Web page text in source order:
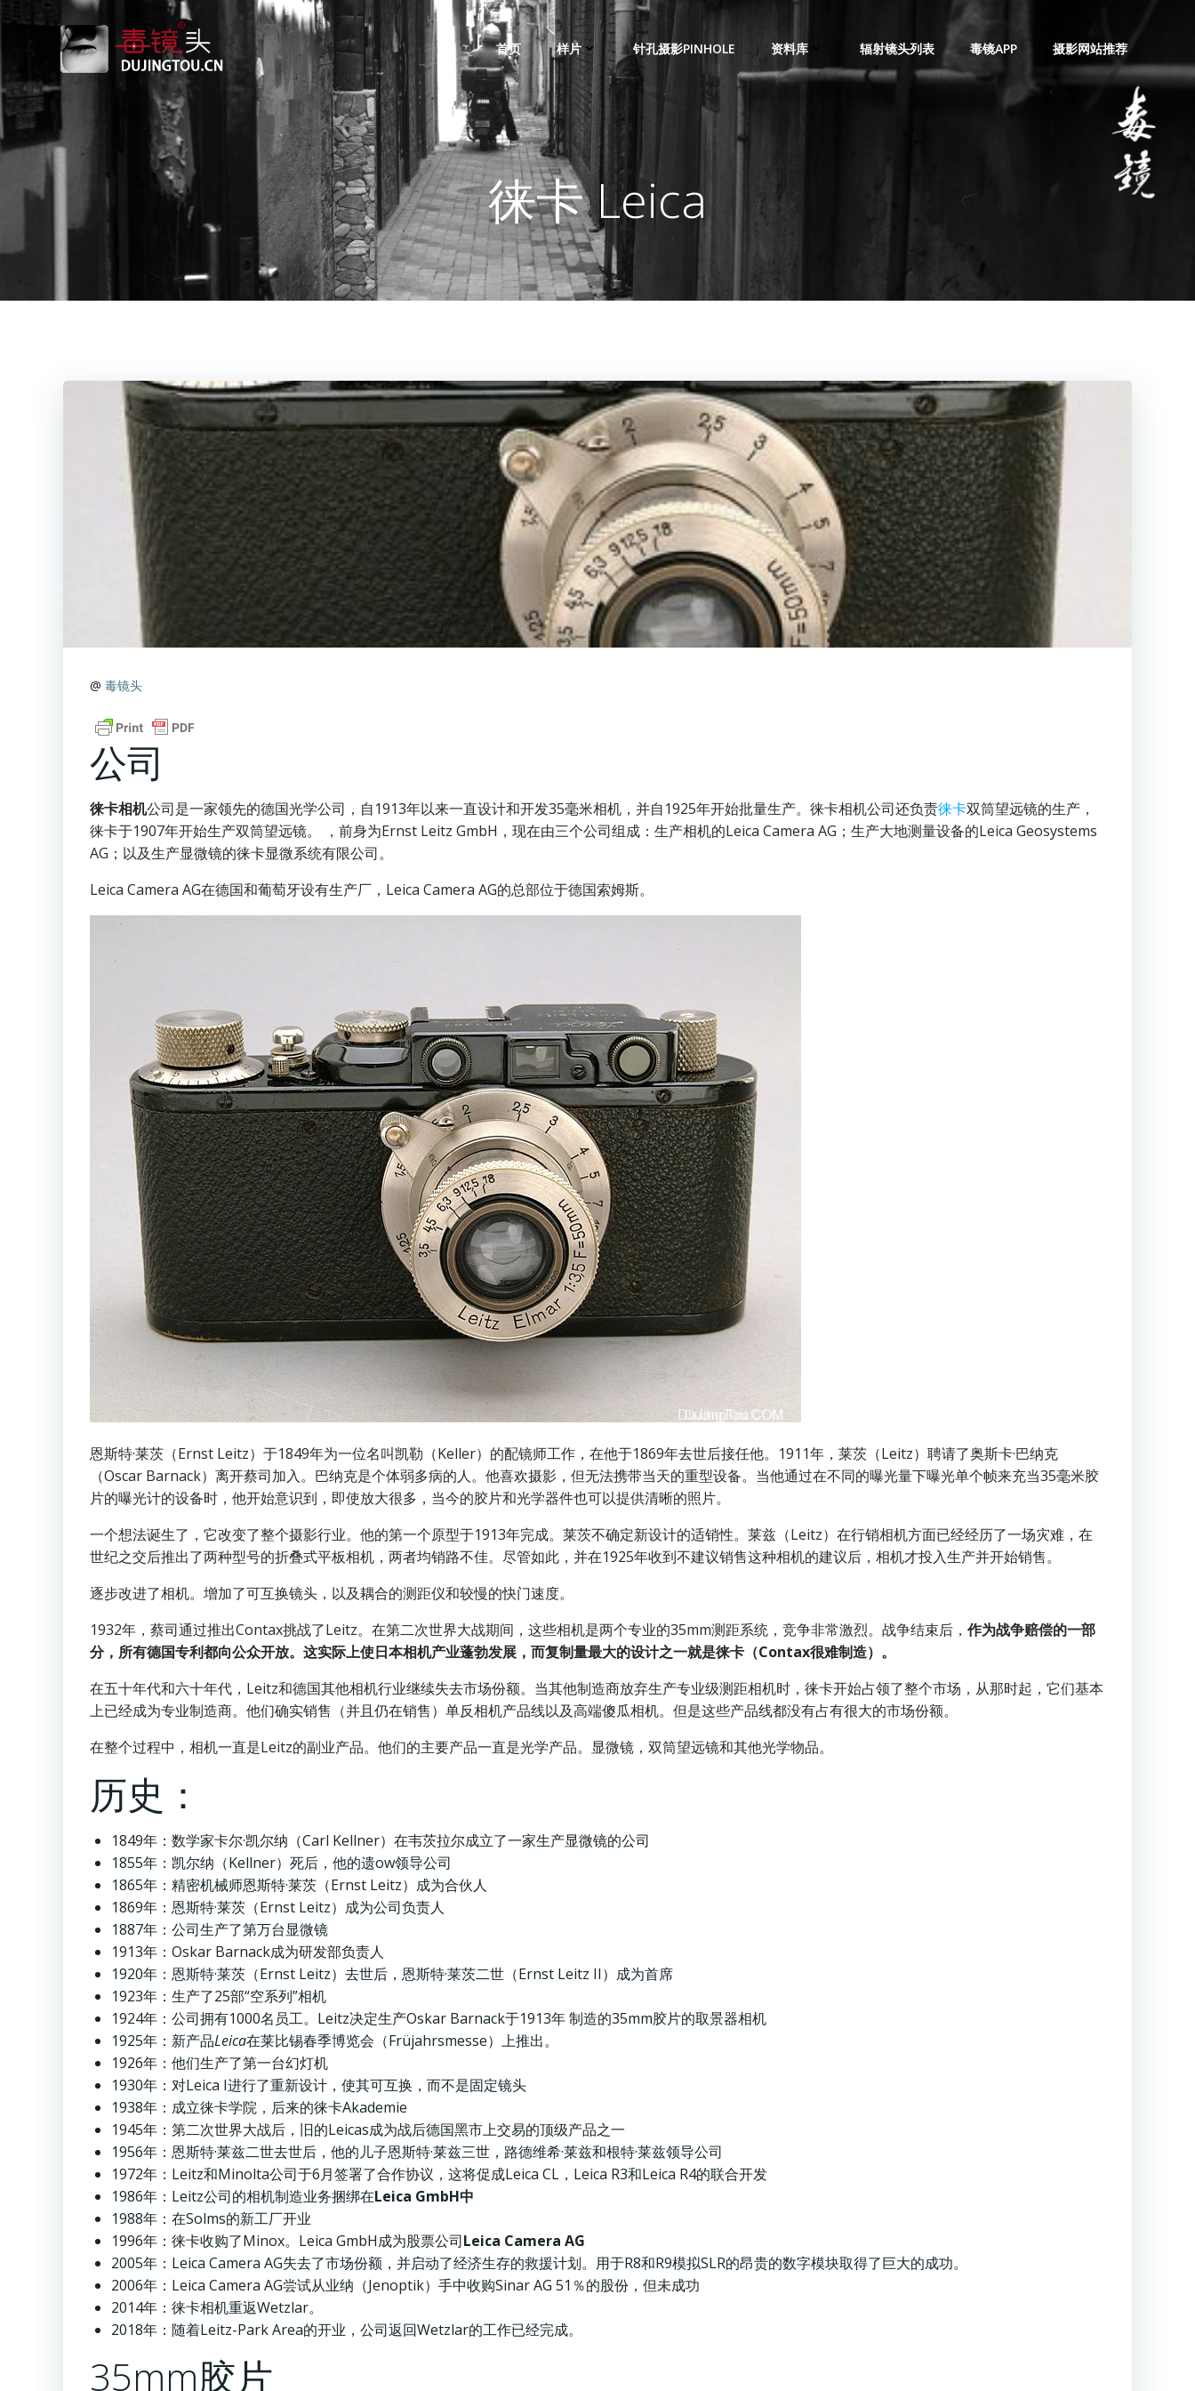
内
容
首页 样片 针孔摄影PINHOLE 资料库 辐射镜头列表 毒镜APP 摄影网站推荐
徕卡 Leica
@ 毒镜头
公司
徕卡相机公司是一家领先的德国光学公司，自1913年以来一直设计和开发35毫米相机，并自1925年开始批量生产。徕卡相机公司还负责徕卡双筒望远镜的生产，
徕卡于1907年开始生产双筒望远镜。 ，前身为Ernst Leitz GmbH，现在由三个公司组成：生产相机的Leica Camera AG；生产大地测量设备的Leica Geosystems
AG；以及生产显微镜的徕卡显微系统有限公司。
Leica Camera AG在德国和葡萄牙设有生产厂，Leica Camera AG的总部位于德国索姆斯。
恩斯特·莱茨（Ernst Leitz）于1849年为一位名叫凯勒（Keller）的配镜师工作，在他于1869年去世后接任他。1911年，莱茨（Leitz）聘请了奥斯卡·巴纳克
（Oscar Barnack）离开蔡司加入。巴纳克是个体弱多病的人。他喜欢摄影，但无法携带当天的重型设备。当他通过在不同的曝光量下曝光单个帧来充当35毫米胶
片的曝光计的设备时，他开始意识到，即使放大很多，当今的胶片和光学器件也可以提供清晰的照片。
一个想法诞生了，它改变了整个摄影行业。他的第一个原型于1913年完成。莱茨不确定新设计的适销性。莱兹（Leitz）在行销相机方面已经经历了一场灾难，在
世纪之交后推出了两种型号的折叠式平板相机，两者均销路不佳。尽管如此，并在1925年收到不建议销售这种相机的建议后，相机才投入生产并开始销售。
逐步改进了相机。增加了可互换镜头，以及耦合的测距仪和较慢的快门速度。
1932年，蔡司通过推出Contax挑战了Leitz。在第二次世界大战期间，这些相机是两个专业的35mm测距系统，竞争非常激烈。战争结束后， 作为战争赔偿的一部
分，所有德国专利都向公众开放。这实际上使日本相机产业蓬勃发展，而复制量最大的设计之一就是徕卡（Contax很难制造）。
在五十年代和六十年代，Leitz和德国其他相机行业继续失去市场份额。当其他制造商放弃生产专业级测距相机时，徕卡开始占领了整个市场，从那时起，它们基本
上已经成为专业制造商。他们确实销售（并且仍在销售）单反相机产品线以及高端傻瓜相机。但是这些产品线都没有占有很大的市场份额。
在整个过程中，相机一直是Leitz的副业产品。他们的主要产品一直是光学产品。显微镜，双筒望远镜和其他光学物品。
历史：
1849年：数学家卡尔·凯尔纳（Carl Kellner）在韦茨拉尔成立了一家生产显微镜的公司
1855年：凯尔纳（Kellner）死后，他的遗ow领导公司
1865年：精密机械师恩斯特·莱茨（Ernst Leitz）成为合伙人
1869年：恩斯特·莱茨（Ernst Leitz）成为公司负责人
1887年：公司生产了第万台显微镜
1913年：Oskar Barnack成为研发部负责人
1920年：恩斯特·莱茨（Ernst Leitz）去世后，恩斯特·莱茨二世（Ernst Leitz II）成为首席
1923年：生产了25部“空系列”相机
1924年：公司拥有1000名员工。Leitz决定生产Oskar Barnack于1913年 制造的35mm胶片的取景器相机
1925年：新产品Leica在莱比锡春季博览会（Früjahrsmesse）上推出。
1926年：他们生产了第一台幻灯机
1930年：对Leica I进行了重新设计，使其可互换，而不是固定镜头
1938年：成立徕卡学院，后来的徕卡Akademie
1945年：第二次世界大战后，旧的Leicas成为战后德国黑市上交易的顶级产品之一
1956年：恩斯特·莱兹二世去世后，他的儿子恩斯特·莱兹三世，路德维希·莱兹和根特·莱兹领导公司
1972年：Leitz和Minolta公司于6月签署了合作协议，这将促成Leica CL，Leica R3和Leica R4的联合开发
1986年：Leitz公司的相机制造业务捆绑在Leica GmbH中
1988年：在Solms的新工厂开业
1996年：徕卡收购了Minox。Leica GmbH成为股票公司Leica Camera AG
2005年：Leica Camera AG失去了市场份额，并启动了经济生存的救援计划。用于R8和R9模拟SLR的昂贵的数字模块取得了巨大的成功。
2006年：Leica Camera AG尝试从业纳（Jenoptik）手中收购Sinar AG 51％的股份，但未成功
2014年：徕卡相机重返Wetzlar。
2018年：随着Leitz-Park Area的开业，公司返回Wetzlar的工作已经完成。
35mm胶片